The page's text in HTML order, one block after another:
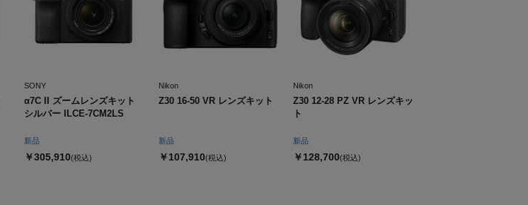
新品
SONY
α7C II ズームレンズキット
シルバー ILCE-7CM2LS
￥305,910(税込)
新品
Nikon
Z30 16-50 VR レンズキット
￥107,910(税込)
新品
Nikon
Z30 12-28 PZ VR レンズキッ
ト
￥128,700(税込)